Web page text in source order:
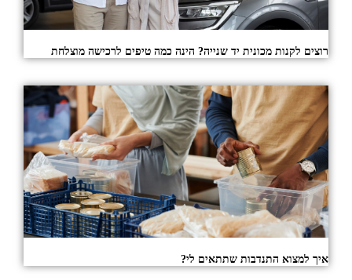
רוצים לקנות מכונית יד שנייה? הינה כמה טיפים לרכישה מוצלחת
איך למצוא התנדבות שתתאים לי?